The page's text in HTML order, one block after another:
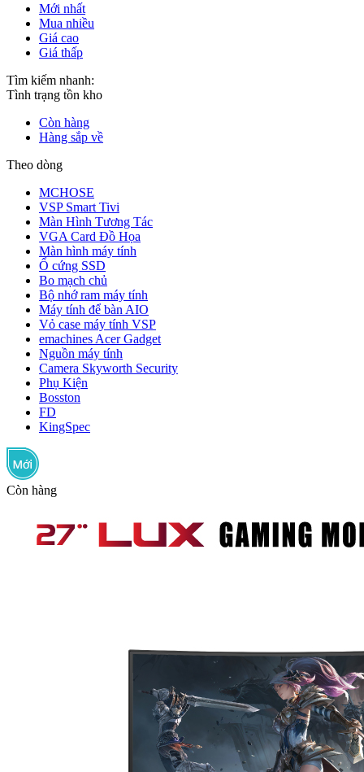
Mới nhất
Mua nhiều
Giá cao
Giá thấp
Tìm kiếm nhanh:
Tình trạng tồn kho
Còn hàng
Hàng sắp về
Theo dòng
MCHOSE
VSP Smart Tivi
Màn Hình Tương Tác
VGA Card Đồ Họa
Màn hình máy tính
Ổ cứng SSD
Bo mạch chủ
Bộ nhớ ram máy tính
Máy tính để bàn AIO
Vỏ case máy tính VSP
emachines Acer Gadget
Nguồn máy tính
Camera Skyworth Security
Phụ Kiện
Bosston
FD
KingSpec
Còn hàng